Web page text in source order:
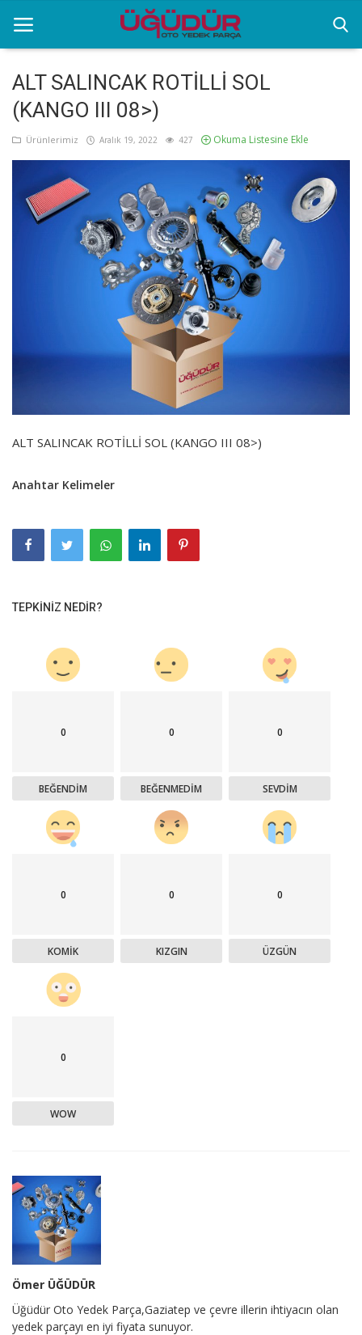
Anasayfa
Markalar
Ürünlerimiz
Sektörel Bilgiler
ALT SALINCAK ROTİLLİ SOL
(KANGO III 08>)
Ürünlerimiz Aralık 19, 2022 427 Okuma Listesine Ekle
ALT SALINCAK ROTİLLİ SOL (KANGO III 08>)
Anahtar Kelimeler
TEPKINIZ NEDIR?
0
BEĞENDIM
0
BEĞENMEDIM
0
SEVDIM
0
KOMIK
0
KIZGIN
0
ÜZGÜN
0
WOW
Ömer ÜĞÜDÜR
Üğüdür Oto Yedek Parça,Gaziatep ve çevre illerin ihtiyacın olan
yedek parçayı en iyi fiyata sunuyor.